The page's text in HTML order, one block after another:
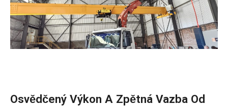
Osvědčený Výkon A Zpětná Vazba Od